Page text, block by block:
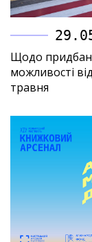
Щодо
можливості
травня